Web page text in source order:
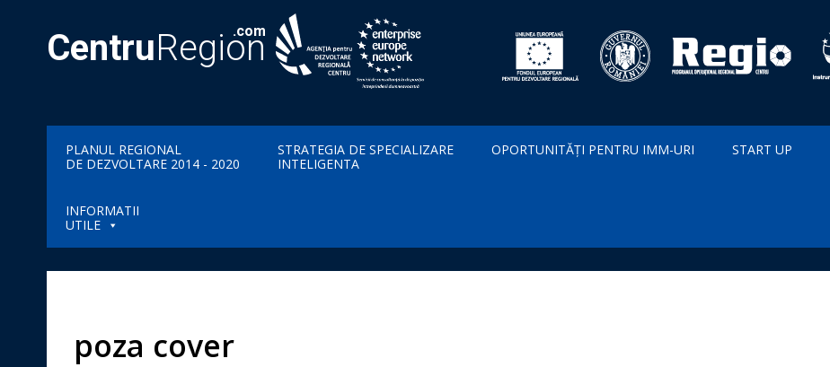
CentruRegion
.com
PLANUL REGIONAL
DE DEZVOLTARE 2014 - 2020
STRATEGIA DE SPECIALIZARE
INTELIGENTA
OPORTUNITĂȚI PENTRU IMM-URI START UP
INFORMATII
UTILE
poza cover